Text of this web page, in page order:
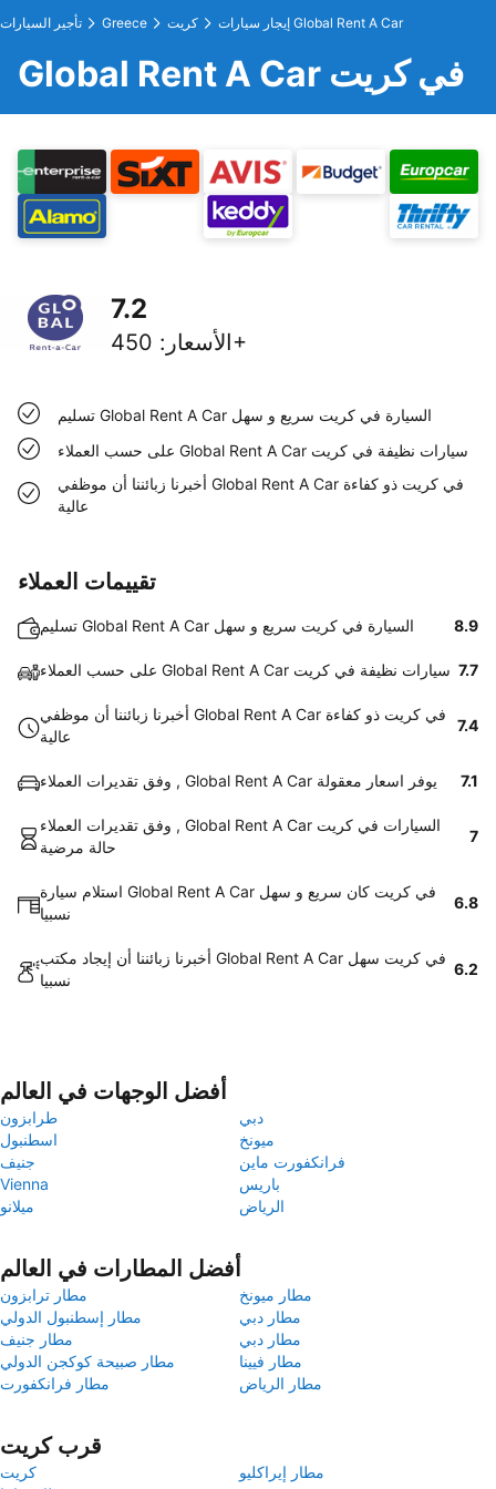
تأجير السيارات Greece كريت إيجار سيارات Global Rent A Car
Global Rent A Car في كريت
7.2
الأسعار : 450+
تسليم Global Rent A Car السيارة في كريت سريع و سهل
على حسب العملاء Global Rent A Car سيارات نظيفة في كريت
أخبرنا زبائننا أن موظفي Global Rent A Car في كريت ذو كفاءة
عالية
تقييمات العملاء
تسليم Global Rent A Car السيارة في كريت سريع و سهل 8.9
على حسب العملاء Global Rent A Car سيارات نظيفة في كريت 7.7
أخبرنا زبائننا أن موظفي Global Rent A Car في كريت ذو كفاءة
عالية
7.4
وفق تقديرات العملاء , Global Rent A Car يوفر اسعار معقولة 7.1
وفق تقديرات العملاء , Global Rent A Car السيارات في كريت
حالة مرضية
7
استلام سيارة Global Rent A Car في كريت كان سريع و سهل
نسبيا
6.8
أخبرنا زبائننا أن إيجاد مكتب Global Rent A Car في كريت سهل
نسبيا
6.2
أفضل الوجهات في العالم
طرابزون
دبي
اسطنبول
ميونخ
جنيف
فرانكفورت ماين
Vienna
باريس
ميلانو
الرياض
أفضل المطارات في العالم
مطار ترابزون
مطار ميونخ
مطار إسطنبول الدولي
مطار دبي
مطار جنيف
مطار دبي
مطار صبيحة كوكجن الدولي
مطار فيينا
مطار فرانكفورت
مطار الرياض
قرب كريت
كريت
مطار إيراكليو